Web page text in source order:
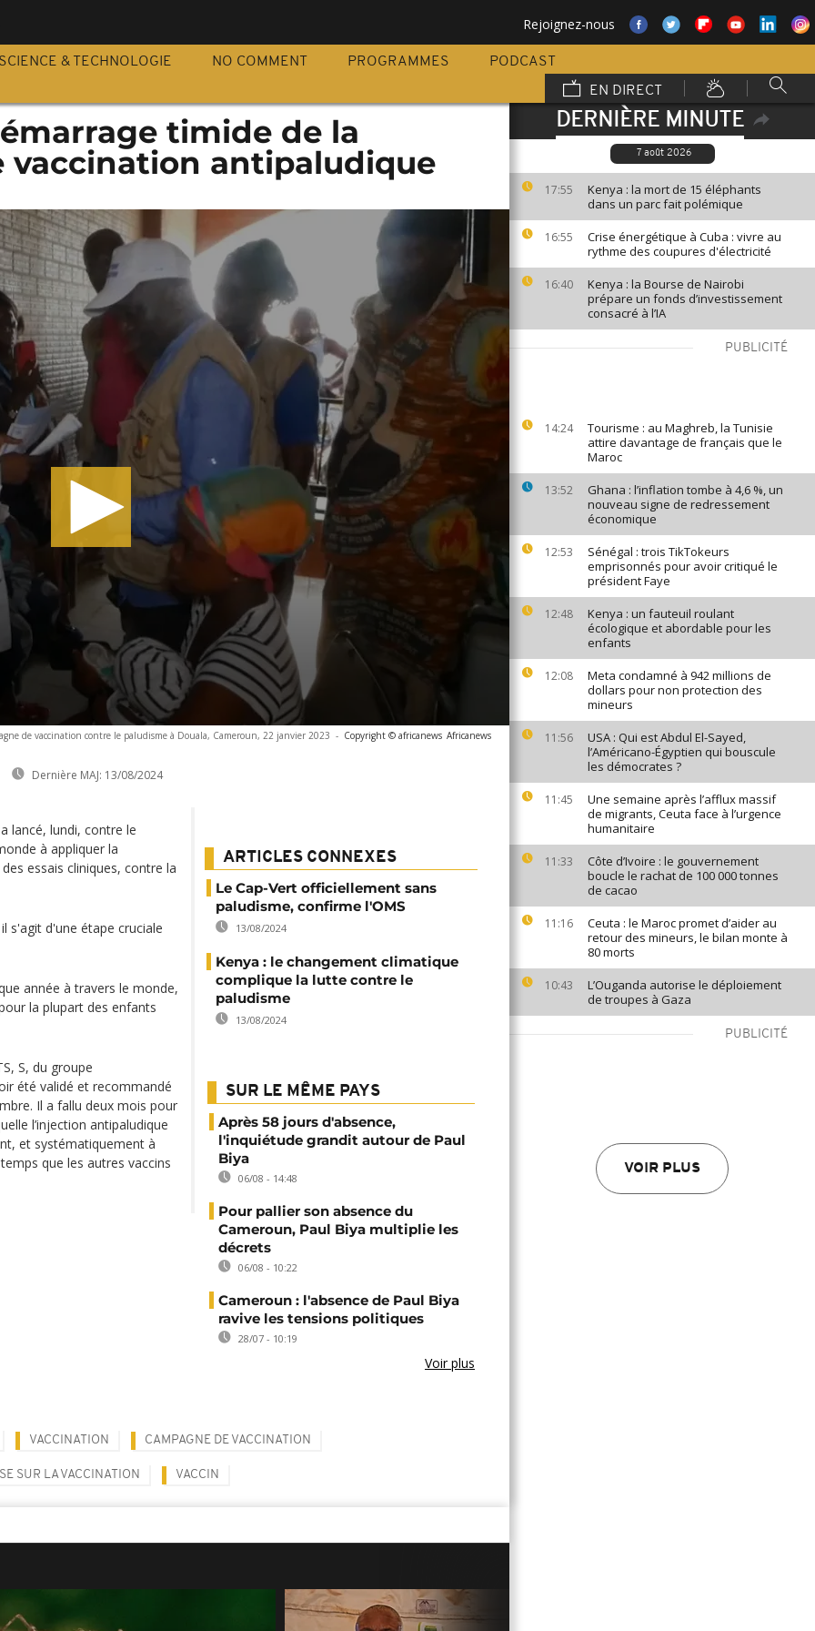
Rejoignez-nous
SCIENCE & TECHNOLOGIE NO COMMENT PROGRAMMES
PODCAST
EN DIRECT
DERNIÈRE MINUTE
7 août 2026
17:55
Kenya : la mort de 15 éléphants
dans un parc fait polémique
16:55
Crise énergétique à Cuba : vivre au
rythme des coupures d'électricité
16:40
Kenya : la Bourse de Nairobi
prépare un fonds d’investissement
consacré à l’IA
PUBLICITÉ
14:24
Tourisme : au Maghreb, la Tunisie
attire davantage de français que le
Maroc
13:52
Ghana : l’inflation tombe à 4,6 %, un
nouveau signe de redressement
économique
12:53
Sénégal : trois TikTokeurs
emprisonnés pour avoir critiqué le
président Faye
12:48
Kenya : un fauteuil roulant
écologique et abordable pour les
enfants
12:08
Meta condamné à 942 millions de
dollars pour non protection des
mineurs
11:56
USA : Qui est Abdul El-Sayed,
l’Américano-Égyptien qui bouscule
les démocrates ?
11:45
Une semaine après l’afflux massif
de migrants, Ceuta face à l’urgence
humanitaire
11:33
Côte d’Ivoire : le gouvernement
boucle le rachat de 100 000 tonnes
de cacao
11:16
Ceuta : le Maroc promet d’aider au
retour des mineurs, le bilan monte à
80 morts
10:43
L’Ouganda autorise le déploiement
de troupes à Gaza
PUBLICITÉ
VOIR PLUS
timide de la
vaccination antipaludique
de vaccination contre le paludisme à Douala, Cameroun, 22 janvier 2023 - Copyright © africanews Africanews
Dernière MAJ: 13/08/2024
lancé, lundi, contre le
à appliquer la
essais cliniques, contre la
s'agit d'une étape cruciale
année à travers le monde,
la plupart des enfants
S, du groupe
été validé et recommandé
Il a fallu deux mois pour
l’injection antipaludique
et systématiquement à
que les autres vaccins
ARTICLES CONNEXES
Le Cap-Vert officiellement sans
paludisme, confirme l'OMS
13/08/2024
Kenya : le changement climatique
complique la lutte contre le
paludisme
13/08/2024
SUR LE MÊME PAYS
Après 58 jours d'absence,
l'inquiétude grandit autour de Paul
Biya
06/08 - 14:48
Pour pallier son absence du
Cameroun, Paul Biya multiplie les
décrets
06/08 - 10:22
Cameroun : l'absence de Paul Biya
ravive les tensions politiques
28/07 - 10:19
Voir plus
VACCINATION CAMPAGNE DE VACCINATION
SUR LA VACCINATION VACCIN